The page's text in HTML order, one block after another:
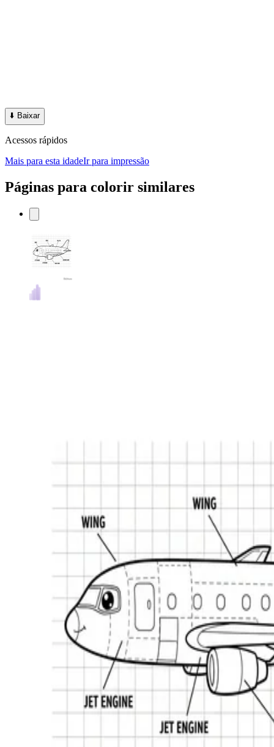
⬇️ Baixar
Acessos rápidos
Mais para esta idadeIr para impressão
Páginas para colorir similares